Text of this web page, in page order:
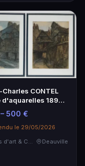
Charles CONTEL
d'aquarelles 1895-
500 €
le 29/05/2026
Deauville